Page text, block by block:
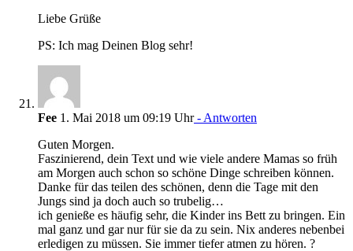
Liebe Grüße
PS: Ich mag Deinen Blog sehr!
Fee 1. Mai 2018 um 09:19 Uhr- Antworten
Guten Morgen.
Faszinierend, dein Text und wie viele andere Mamas so früh
am Morgen auch schon so schöne Dinge schreiben können.
Danke für das teilen des schönen, denn die Tage mit den
Jungs sind ja doch auch so trubelig…
ich genieße es häufig sehr, die Kinder ins Bett zu bringen. Ein
mal ganz und gar nur für sie da zu sein. Nix anderes nebenbei
erledigen zu müssen. Sie immer tiefer atmen zu hören. ?